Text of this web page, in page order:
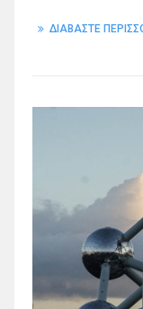
ΔΙΑΒΑΣΤΕ